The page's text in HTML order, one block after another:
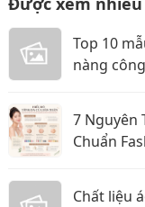
Top 10
nàng
7 Nguyên
Chuẩn
Chất liệu